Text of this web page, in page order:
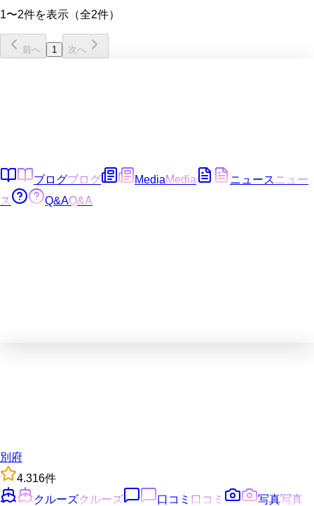
1〜2件を表示（全2件）
前へ 1 次へ
ブログブログ MediaMedia ニュース ニュー
ス
Q&AQ&A
別府
4.316件
クルーズクルーズ 口コミ 口コミ 写真写真